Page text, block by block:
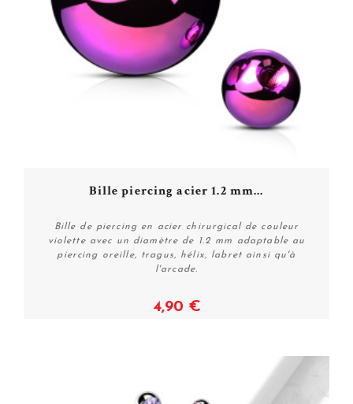
Voir
Bille piercing acier 1.2 mm...
Bille de piercing en acier chirurgical de couleur
violette avec un diamètre de 1.2 mm adaptable au
piercing oreille, tragus, hélix, labret ainsi qu'à
l'arcade.
4,90 €